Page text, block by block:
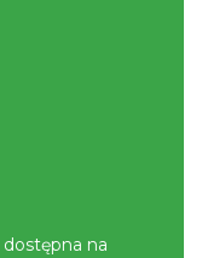
dostępna na